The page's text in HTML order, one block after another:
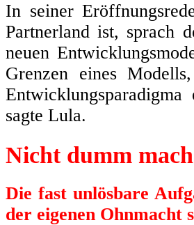
In seiner
Partnerland ist, sprach
neuen
Grenzen eines
sagte Lula.
Nicht dumm
Die fast unlösbare
der eigenen Ohnmacht